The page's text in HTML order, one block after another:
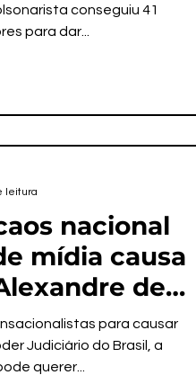
conseguiu 41
para dar...
nacional
mídia causa
de
de suas
para causar
Judiciário do Brasil, a
querer...
leitura